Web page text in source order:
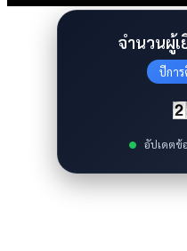
จำนวนผู้เ
ปีกา
อัปเดตข้